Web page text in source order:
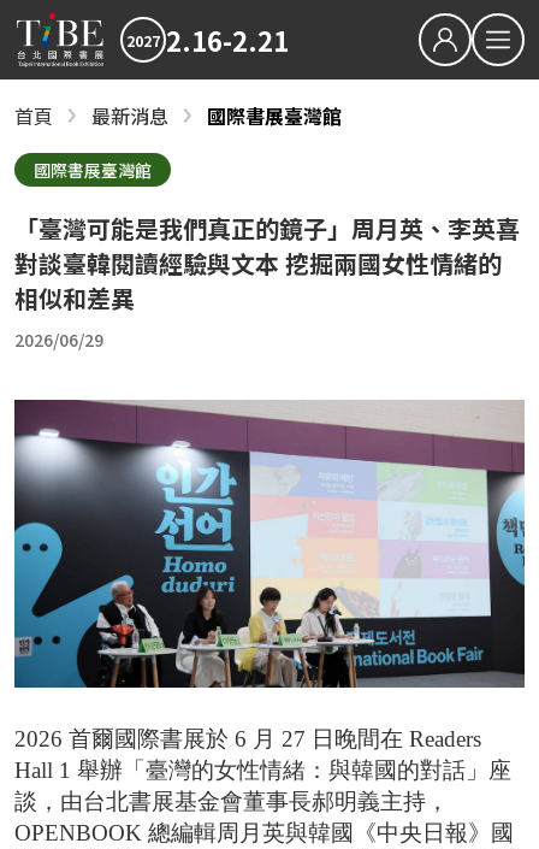
2027 2.16-2.21
最新消息
2027TiBE台北國際書展
2026TiBE台北國際書展
書展亮點
出版動態
國際書展臺灣館
下載專區
2026TIBE線上書展
最新消息
書展亮點
出版動態
2027書展大獎及金蝶獎徵件起跑 歡迎台灣原創
「臺灣感性：女性情緒」感動首爾 303則留言
結
2026台北國際書展紀錄片 一同回味每一個「閱
台北市雜誌公會 7/23【媒體AI工作流實戰班】
臺灣文學與韓國的交會 阿女烏談族群記憶和轉
首頁 最新消息 國際書展臺灣館
國際書展臺灣館
「臺灣可能是我們真正的鏡子」周月英、李英喜
對談臺韓閱讀經驗與文本 挖掘兩國女性情緒的
相似和差異
2026/06/29
2026 首爾國際書展於 6 月 27 日晚間在 Readers
Hall 1 舉辦「臺灣的女性情緒：與韓國的對話」座
談，由台北書展基金會董事長郝明義主持，
OPENBOOK 總編輯周月英與韓國《中央日報》國